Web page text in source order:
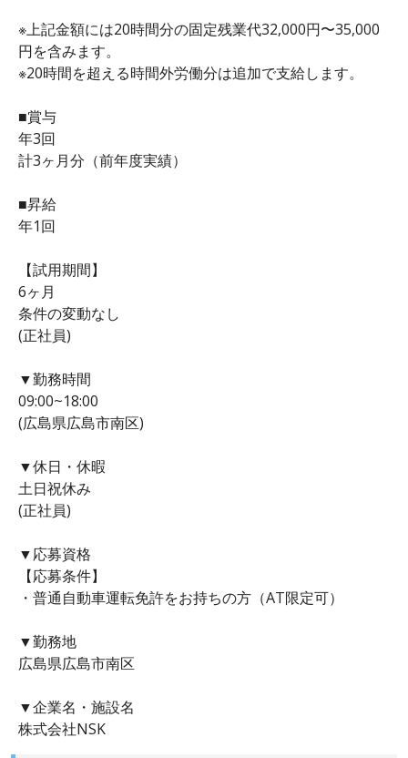
※上記金額には20時間分の固定残業代32,000円〜35,000
円を含みます。
※20時間を超える時間外労働分は追加で支給します。
■賞与
年3回
計3ヶ月分（前年度実績）
■昇給
年1回
【試用期間】
6ヶ月
条件の変動なし
(正社員)
▼勤務時間
09:00~18:00
(広島県広島市南区)
▼休日・休暇
土日祝休み
(正社員)
▼応募資格
【応募条件】
・普通自動車運転免許をお持ちの方（AT限定可）
▼勤務地
広島県広島市南区
▼企業名・施設名
株式会社NSK